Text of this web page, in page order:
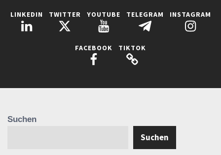
LINKEDIN TWITTER YOUTUBE TELEGRAM INSTAGRAM
FACEBOOK TIKTOK
Suchen
Suchen